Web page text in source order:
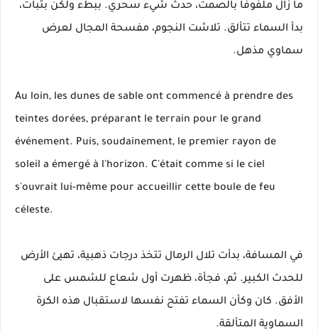
ما زال ملفوفًا بالصمت، حدث شيء سحري. ببطء ولكن بثبات،
بدأ السماء تتألق. تلاشت النجوم، مفسحة المجال لعرض
سماوي مذهل.
Au loin, les dunes de sable ont commencé à prendre des
teintes dorées, préparant le terrain pour le grand
événement. Puis, soudainement, le premier rayon de
soleil a émergé à l'horizon. C'était comme si le ciel
s'ouvrait lui-même pour accueillir cette boule de feu
céleste.
في المسافة، بدأت تلال الرمال تتخذ درجات ذهبية، تهيئ الأرض
للحدث الكبير. ثم، فجأة، ظهرت أول شعاع للشمس على
الأفق. كان وكأن السماء تفتح نفسها لاستقبال هذه الكرة
السماوية المتألقة.